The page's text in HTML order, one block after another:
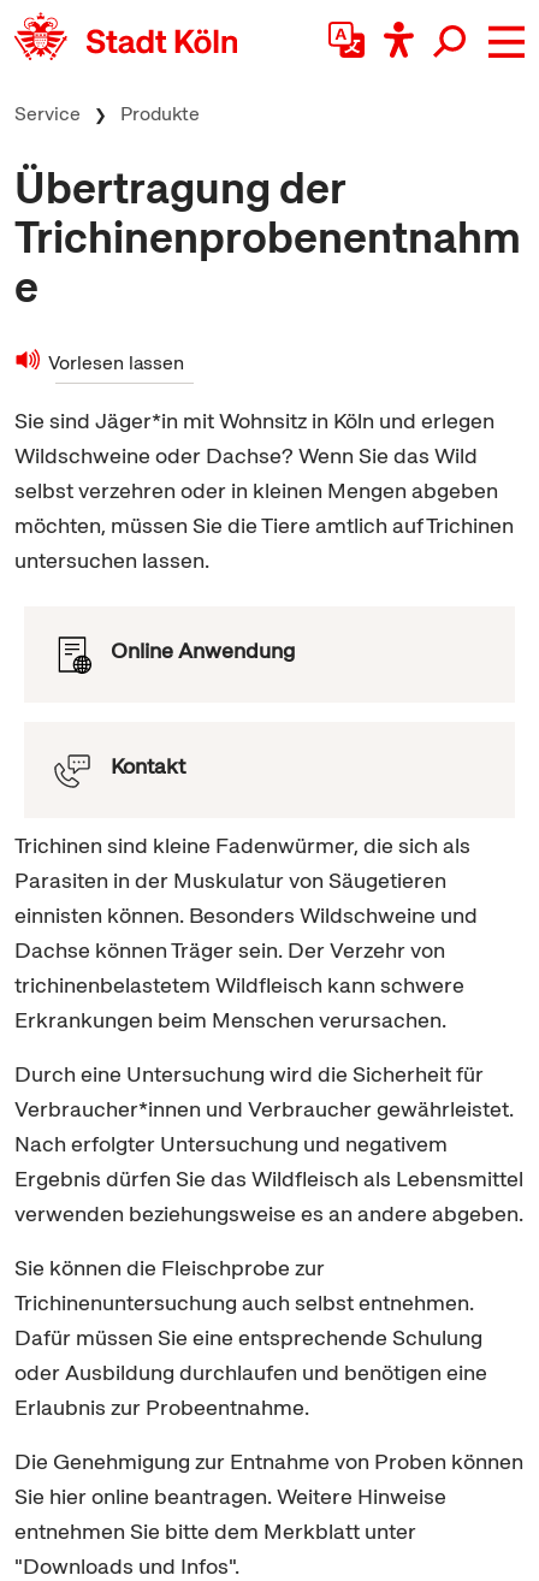
zum Inhalt springen
Service Produkte
Übertragung der
Trichinenprobenentnahm
e
Vorlesen lassen
Sie sind Jäger*in mit Wohnsitz in Köln und erlegen
Wildschweine oder Dachse? Wenn Sie das Wild
selbst verzehren oder in kleinen Mengen abgeben
möchten, müssen Sie die Tiere amtlich auf Trichinen
untersuchen lassen.
Online Anwendung
Kontakt
Trichinen sind kleine Fadenwürmer, die sich als
Parasiten in der Muskulatur von Säugetieren
einnisten können. Besonders Wildschweine und
Dachse können Träger sein. Der Verzehr von
trichinenbelastetem Wildfleisch kann schwere
Erkrankungen beim Menschen verursachen.
Durch eine Untersuchung wird die Sicherheit für
Verbraucher*innen und Verbraucher gewährleistet.
Nach erfolgter Untersuchung und negativem
Ergebnis dürfen Sie das Wildfleisch als Lebensmittel
verwenden beziehungsweise es an andere abgeben.
Sie können die Fleischprobe zur
Trichinenuntersuchung auch selbst entnehmen.
Dafür müssen Sie eine entsprechende Schulung
oder Ausbildung durchlaufen und benötigen eine
Erlaubnis zur Probeentnahme.
Die Genehmigung zur Entnahme von Proben können
Sie hier online beantragen. Weitere Hinweise
entnehmen Sie bitte dem Merkblatt unter
"Downloads und Infos".